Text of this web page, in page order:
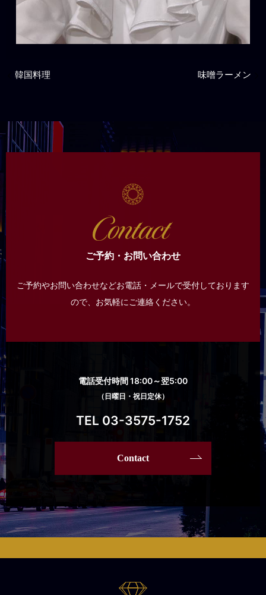
韓国料理‎ 味噌ラーメン
ご予約・お問い合わせ
ご予約やお問い合わせなどお電話・メールで受付しております
ので、 お気軽にご連絡ください。
電話受付時間 18:00～翌5:00
（日曜日・祝日定休）
TEL 03-3575-1752
Contact